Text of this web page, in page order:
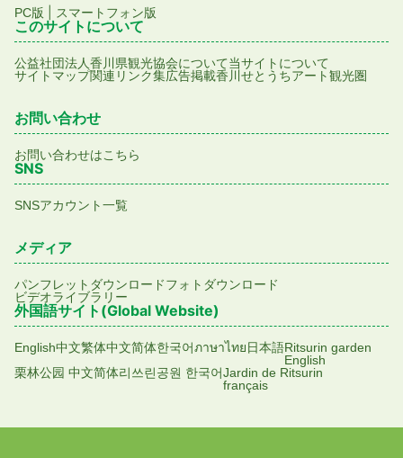
PC版 スマートフォン版
このサイトについて
公益社団法人香川県観光協会について当サイトについて
サイトマップ関連リンク集広告掲載香川せとうちアート観光圏
お問い合わせ
お問い合わせはこちら
SNS
SNSアカウント一覧
メディア
パンフレットダウンロードフォトダウンロード
ビデオライブラリー
外国語サイト(Global Website)
English中文繁体中文简体한국어ภาษาไทย日本語Ritsurin garden
English
栗林公园 中文简体리쓰린공원 한국어Jardin de Ritsurin
français